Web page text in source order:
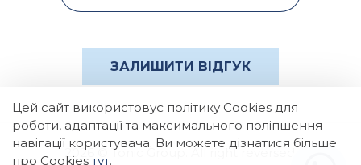
ЗАЛИШИТИ ВІДГУК
2026 © Tonic Group. All right reversed.
Цей сайт використовує політику Cookies для
роботи, адаптації та максимального поліпшення
навігації користувача. Ви можете дізнатися більше
про Cookies тут.